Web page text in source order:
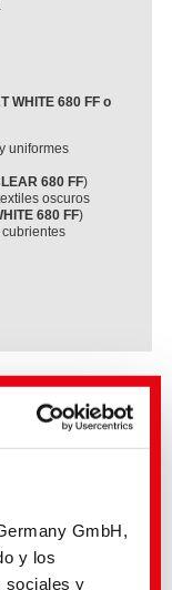
GmbH,
y los
sociales y
WHITE 680 FF o
uniformes
680 FF)
oscuros
680 FF)